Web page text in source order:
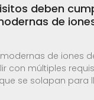
deben
de
de iones
con múltiples
se solapan para